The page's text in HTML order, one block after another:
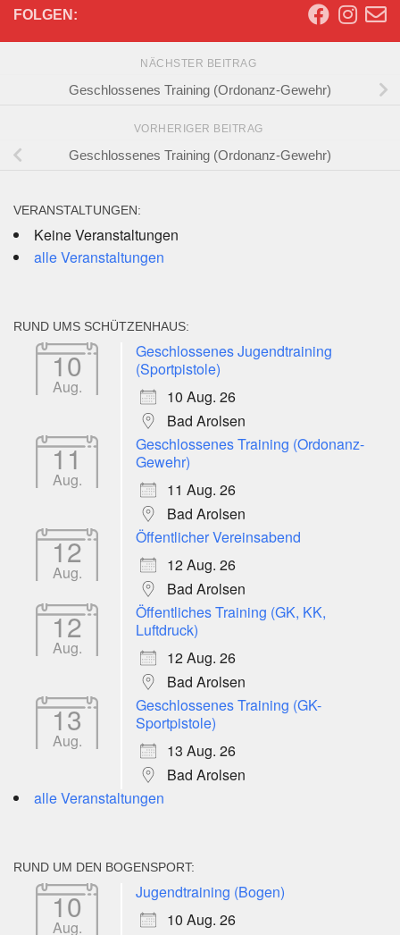
FOLGEN:
NÄCHSTER BEITRAG
Geschlossenes Training (Ordonanz-Gewehr)
VORHERIGER BEITRAG
Geschlossenes Training (Ordonanz-Gewehr)
VERANSTALTUNGEN:
Keine Veranstaltungen
alle Veranstaltungen
RUND UMS SCHÜTZENHAUS:
10
Aug.
Geschlossenes Jugendtraining
(Sportpistole)
10 Aug. 26
Bad Arolsen
11
Aug.
Geschlossenes Training (Ordonanz-
Gewehr)
11 Aug. 26
Bad Arolsen
12
Aug.
Öffentlicher Vereinsabend
12 Aug. 26
Bad Arolsen
12
Aug.
Öffentliches Training (GK, KK,
Luftdruck)
12 Aug. 26
Bad Arolsen
13
Aug.
Geschlossenes Training (GK-
Sportpistole)
13 Aug. 26
Bad Arolsen
alle Veranstaltungen
RUND UM DEN BOGENSPORT:
10
Aug.
Jugendtraining (Bogen)
10 Aug. 26